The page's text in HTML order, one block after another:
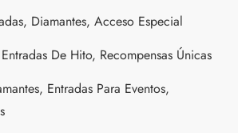
Diamantes, Acceso Especial
De Hito, Recompensas Únicas
Entradas Para Eventos,